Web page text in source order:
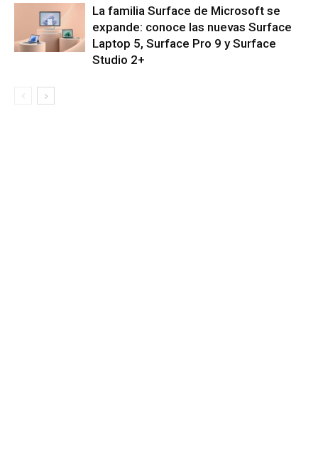
La familia Surface de Microsoft se
expande: conoce las nuevas Surface
Laptop 5, Surface Pro 9 y Surface
Studio 2+